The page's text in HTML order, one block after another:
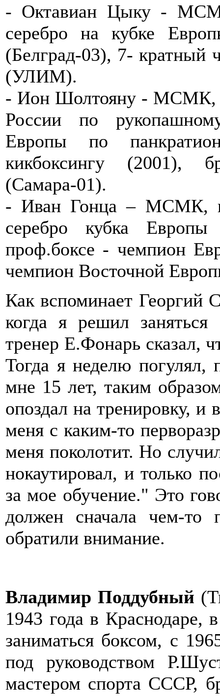
- Октавиан Цыку -
серебро на кубке
(Белград-03), 7- кратный
(УЛИМ).
- Ион Шолтояну - МСМК,
России по
Европы по
кикбоксингу
(Самара-01).
- Иван Гонца – МСМК,
серебро кубка
проф.боксе - чемпион
чемпион Восточной
Как вспоминает Георгий
когда я решил
тренер Е.Фонарь сказал,
Тогда я неделю погулял,
мне 15 лет, таким
опоздал на тренировку, и
меня с каким-то
меня поколотит. Но
нокаутировал, и только
за мое обучение." Это
должен сначала чем-то
обратили внимание.
Владимир Поддубный
1943 года в Краснодаре,
заниматься боксом, с
под руководством
мастером спорта СССР,